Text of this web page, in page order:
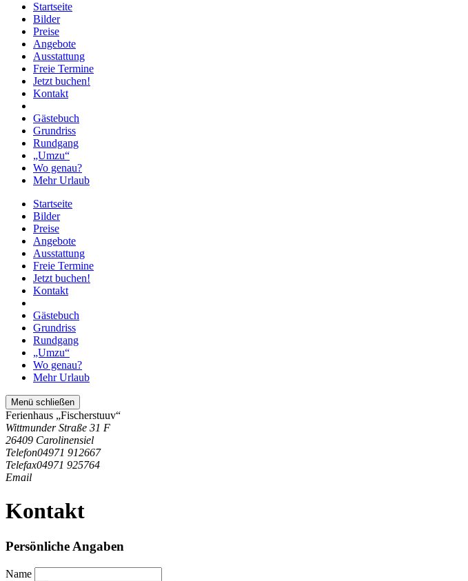
Startseite
Bilder
Preise
Angebote
Ausstattung
Freie Termine
Jetzt buchen!
Kontakt
Gästebuch
Grundriss
Rundgang
„Umzu“
Wo genau?
Mehr Urlaub
Startseite
Bilder
Preise
Angebote
Ausstattung
Freie Termine
Jetzt buchen!
Kontakt
Gästebuch
Grundriss
Rundgang
„Umzu“
Wo genau?
Mehr Urlaub
Menü schließen
Ferienhaus „Fischerstuuv“
Wittmunder Straße 31 F
26409 Carolinensiel
Telefon04971 912667
Telefax04971 925764
Email
Kontakt
Persönliche Angaben
Name